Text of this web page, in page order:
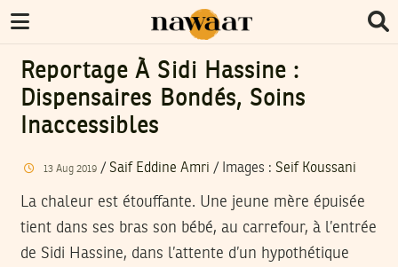
Reportage À Sidi Hassine :
Dispensaires Bondés, Soins
Inaccessibles
13 Aug 2019/ Saif Eddine Amri / Images : Seif Koussani
La chaleur est étouffante. Une jeune mère épuisée
tient dans ses bras son bébé, au carrefour, à l’entrée
de Sidi Hassine, dans l’attente d’un hypothétique